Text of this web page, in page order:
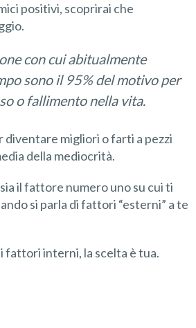
positivi, scoprirai che
con cui abitualmente
sono il 95% del motivo per
o fallimento nella vita.
diventare migliori o farti a pezzi
della mediocrità.
il fattore numero uno su cui ti
si parla di fattori “esterni” a te
fattori interni, la scelta è tua.